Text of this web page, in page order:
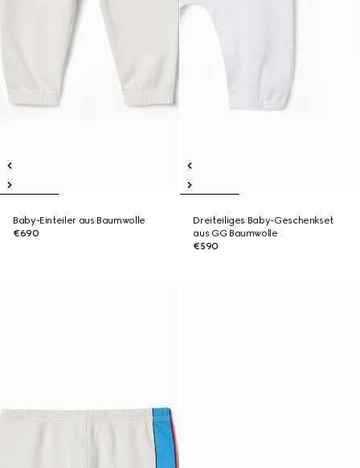
Baby-Einteiler aus Baumwolle
€690
Dreiteiliges Baby-Geschenkset
aus GG Baumwolle
€590